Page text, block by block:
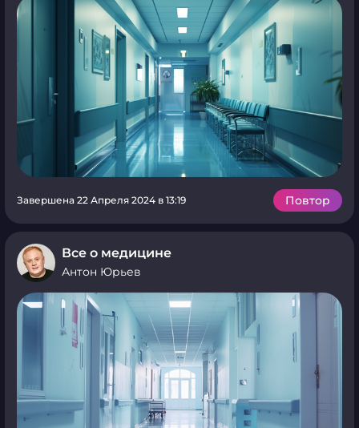
Завершена 22 Апреля 2024 в 13:19 Повтор
Все о медицине
Антон Юрьев